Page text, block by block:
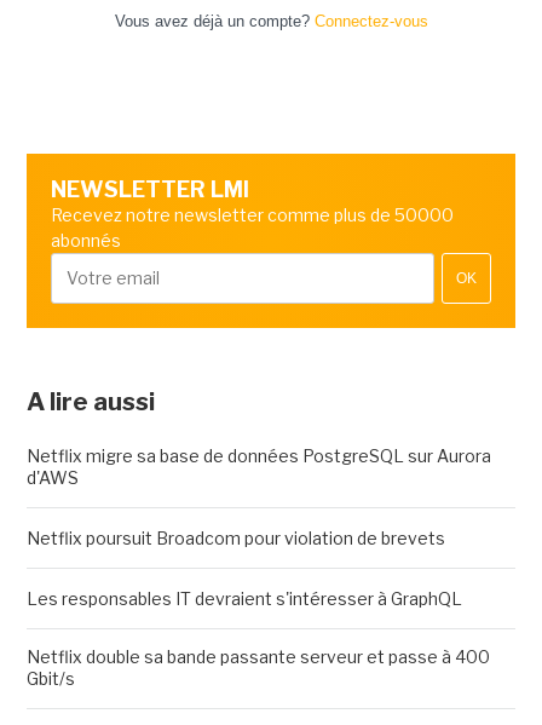
Vous avez déjà un compte? Connectez-vous
NEWSLETTER LMI
Recevez notre newsletter comme plus de 50000
abonnés
OK
A lire aussi
Netflix migre sa base de données PostgreSQL sur Aurora
d'AWS
Netflix poursuit Broadcom pour violation de brevets
Les responsables IT devraient s'intéresser à GraphQL
Netflix double sa bande passante serveur et passe à 400
Gbit/s